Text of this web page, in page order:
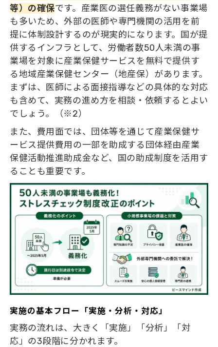
等）の確保です。産業医の選任義務がない事業場
も多いため、外部の医師や専門機関の活用を前
提に体制設計するのが現実的になります。国が提
供するインフラとして、労働者数50人未満の事
業場を対象に産業保健サービスを無料で提供す
る地域産業保健センター（地産保）があります。
まずは、医師による面接指導などの具体的な対応
も含めて、実務の進め方を相談・依頼するとよい
でしょう。（※2）
また、費用面では、団体等を通じて産業保健サ
ービス提供費用の一部を助成する団体経由産業
保健活動推進助成金など、国の助成制度を活用す
ることも重要です。
実施の基本フロー「実施・分析・対応」
実務の流れは、大きく「実施」「分析」「対
応」の3段階に分かれます。